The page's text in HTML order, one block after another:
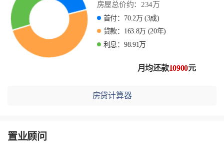
房屋总价约： 234万
首付： 70.2万 (3成)
贷款： 163.8万 (20年)
利息： 98.91 万
月均还款10900元
房贷计算器
置业顾问